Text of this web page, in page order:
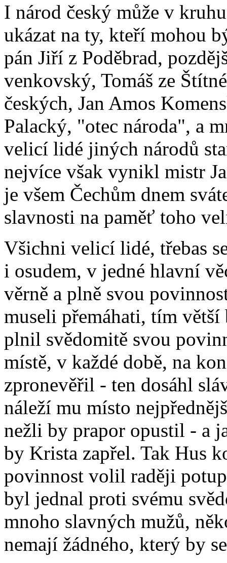
I národ český může v
ukázat na ty, kteří mohou
pán Jiří z Poděbrad,
venkovský, Tomáš ze
českých, Jan Amos
Palacký, "otec národa", a
velicí lidé jiných národů
nejvíce však vynikl mistr
je všem Čechům dnem
slavnosti na paměť toho
Všichni velicí lidé, třebas
i osudem, v jedné hlavní
věrně a plně svou
museli přemáhati, tím
plnil svědomitě svou
místě, v každé době, na
zpronevěřil - ten dosáhl
náleží mu místo
nežli by prapor opustil - a
by Krista zapřel. Tak Hus
povinnost volil raději
byl jednal proti svému
mnoho slavných mužů,
nemají žádného, který by